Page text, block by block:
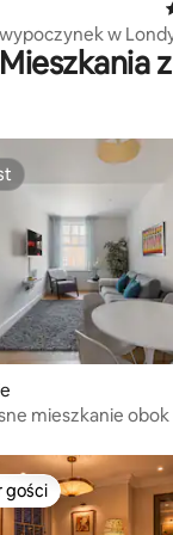
w
komfortem
Mieszkania
recenzji: 108
mieszkanie
z kategorii
gości